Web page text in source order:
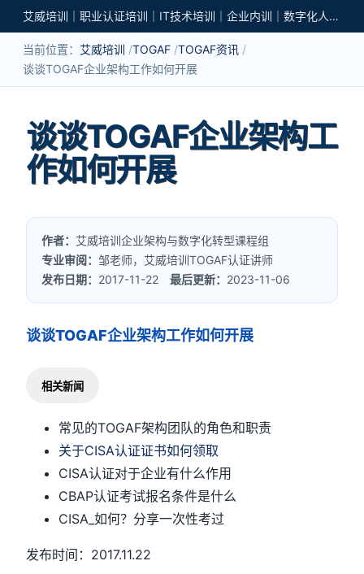
艾威培训｜职业认证培训｜IT技术培训｜企业内训｜数字化人才培养
当前位置： 艾威培训 TOGAF TOGAF资讯
谈谈TOGAF企业架构工作如何开展
谈谈TOGAF企业架构工
作如何开展
作者： 艾威培训企业架构与数字化转型课程组
专业审阅：邹老师，艾威培训TOGAF认证讲师
发布日期： 2017-11-22最后更新： 2023-11-06
谈谈TOGAF企业架构工作如何开展
相关新闻
常见的TOGAF架构团队的角色和职责
关于CISA认证证书如何领取
CISA认证对于企业有什么作用
CBAP认证考试报名条件是什么
CISA_如何？分享一次性考过
发布时间：2017.11.22